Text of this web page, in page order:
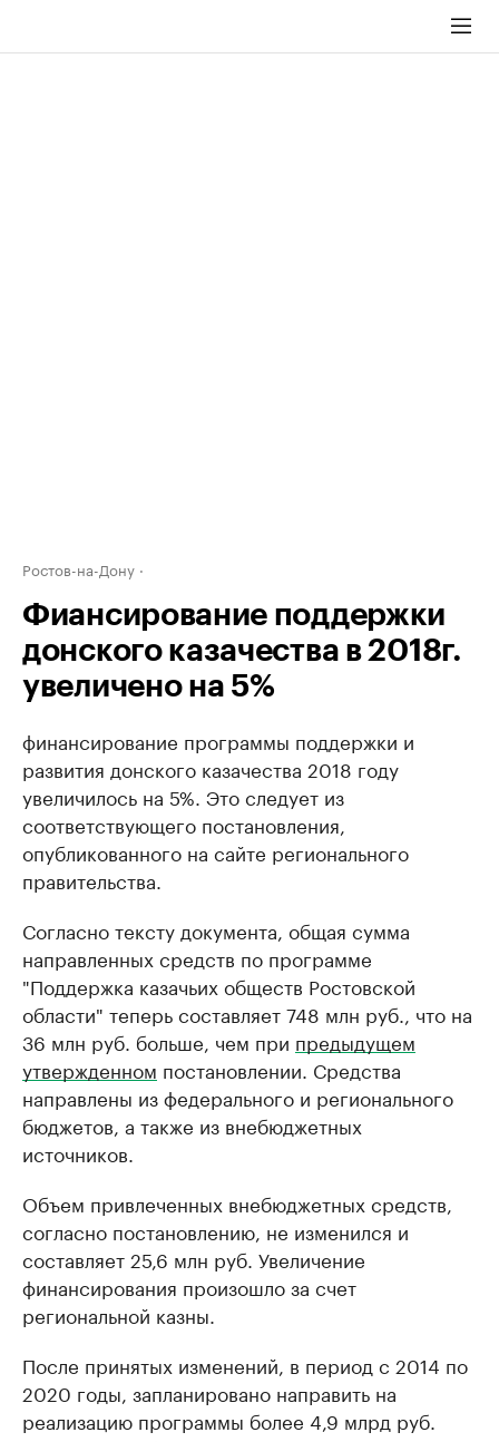
Ростов-на-Дону
Фиансирование поддержки
донского казачества в 2018г.
увеличено на 5%
финансирование программы поддержки и
развития донского казачества 2018 году
увеличилось на 5%. Это следует из
соответствующего постановления,
опубликованного на сайте регионального
правительства.
Согласно тексту документа, общая сумма
направленных средств по программе
"Поддержка казачьих обществ Ростовской
области" теперь составляет 748 млн руб., что на
36 млн руб. больше, чем при предыдущем
утвержденном постановлении. Средства
направлены из федерального и регионального
бюджетов, а также из внебюджетных
источников.
Объем привлеченных внебюджетных средств,
согласно постановлению, не изменился и
составляет 25,6 млн руб. Увеличение
финансирования произошло за счет
региональной казны.
После принятых изменений, в период с 2014 по
2020 годы, запланировано направить на
реализацию программы более 4,9 млрд руб.